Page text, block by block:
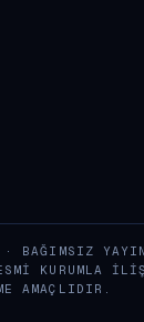
BAĞIMSIZ YAYIN
KURUMLA
AMAÇLIDIR.